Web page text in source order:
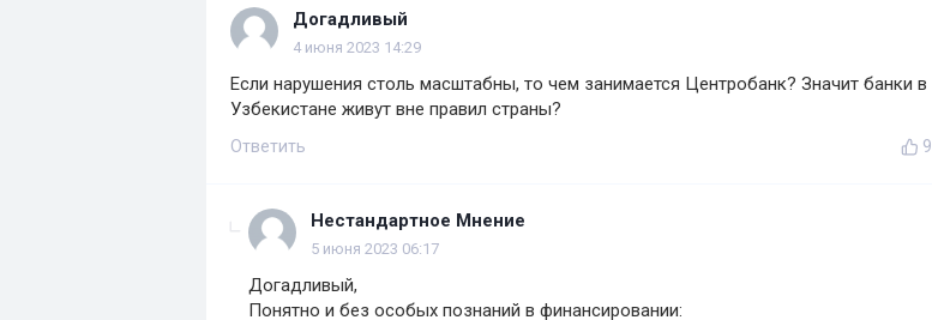
Догадливый
4 июня 2023 14:29
Если нарушения столь масштабны, то чем занимается Центробанк? Значит банки в
Узбекистане живут вне правил страны?
Ответить 9
Нестандартное Мнение
5 июня 2023 06:17
Догадливый,
Понятно и без особых познаний в финансировании: